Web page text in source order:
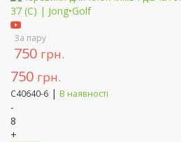
За пару
750 грн.
750 грн.
C40640-6 | В наявності
-
8
+